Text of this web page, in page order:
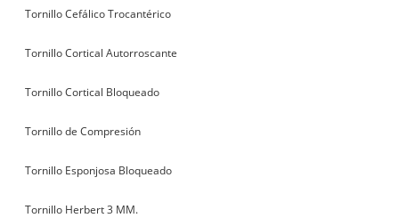
Tornillo Cefálico Trocantérico
Tornillo Cortical Autorroscante
Tornillo Cortical Bloqueado
Tornillo de Compresión
Tornillo Esponjosa Bloqueado
Tornillo Herbert 3 MM.